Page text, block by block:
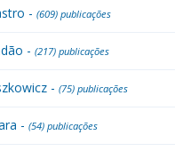
- (609) publicações
- (217) publicações
- (75) publicações
- (54) publicações